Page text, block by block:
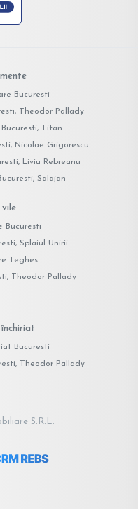
Bucuresti
Theodor Pallady
Titan
Nicolae Grigorescu
Liviu Rebreanu
Salajan
vile
Bucuresti
Splaiul Unirii
Teghes
Theodor Pallady
Bucuresti
Theodor Pallady
S.R.L.